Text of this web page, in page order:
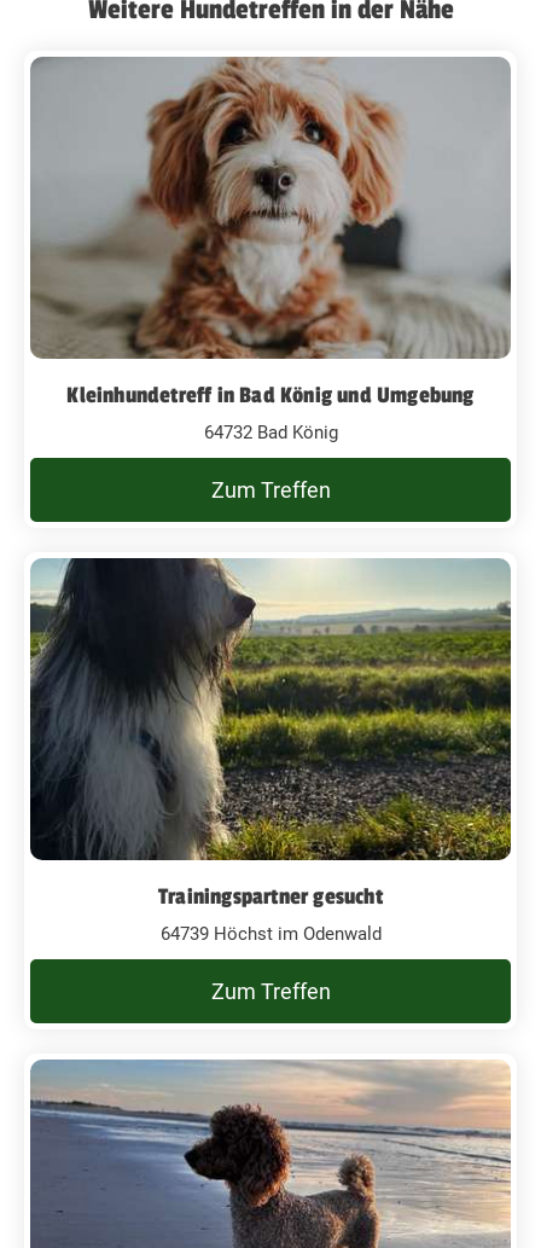
Weitere Hundetreffen in der Nähe
Kleinhundetreff in Bad König und Umgebung
64732 Bad König
Zum Treffen
Trainingspartner gesucht
64739 Höchst im Odenwald
Zum Treffen